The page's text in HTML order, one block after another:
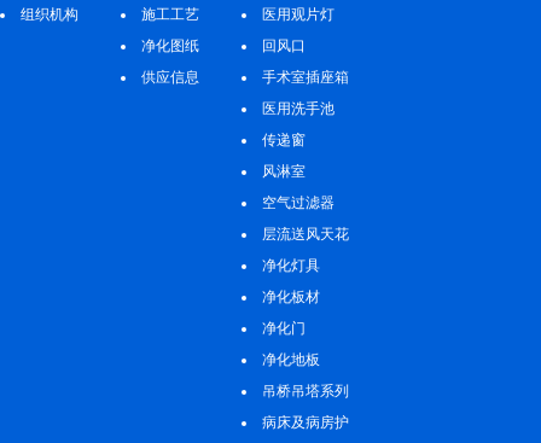
组织机构
施工工艺
净化图纸
供应信息
医用观片灯
回风口
手术室插座箱
医用洗手池
传递窗
风淋室
空气过滤器
层流送风天花
净化灯具
净化板材
净化门
净化地板
吊桥吊塔系列
病床及病房护